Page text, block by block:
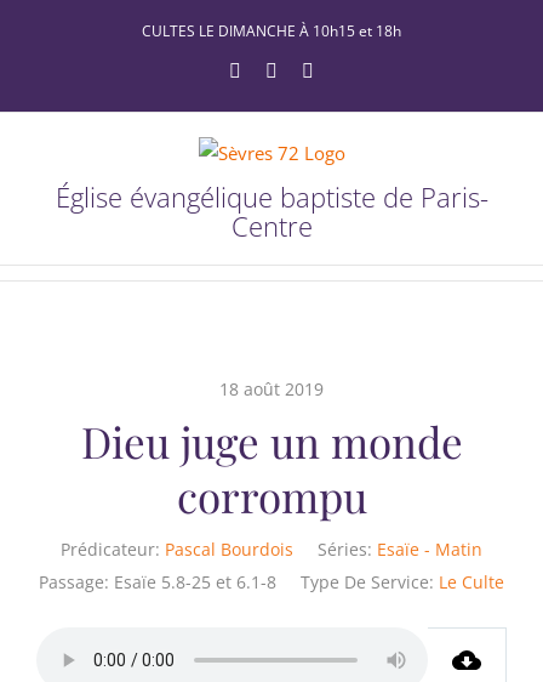
CULTES LE DIMANCHE À 10h15 et 18h
YouTubeFacebook
Église évangélique baptiste de Paris-
Centre
18 août 2019
Dieu juge un monde
corrompu
Prédicateur: Pascal Bourdois Séries: Esaïe - Matin
Passage: Esaïe 5.8-25 et 6.1-8 Type De Service: Le Culte